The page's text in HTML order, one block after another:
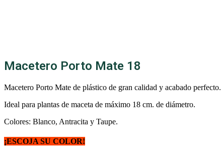
Macetero Porto Mate 18
Macetero Porto Mate de plástico de gran calidad y acabado perfecto.
Ideal para plantas de maceta de máximo 18 cm. de diámetro.
Colores: Blanco, Antracita y Taupe.
¡ESCOJA SU COLOR!